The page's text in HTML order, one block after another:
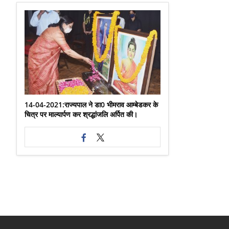
14-04-2021:राज्यपाल ने डा0 भीमराव आम्बेडकर के
चित्र पर माल्यार्पण कर श्रद्धांजलि अर्पित की।